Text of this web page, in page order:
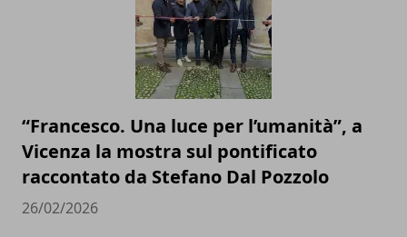
“Francesco. Una luce per l’umanità”, a
Vicenza la mostra sul pontificato
raccontato da Stefano Dal Pozzolo
26/02/2026